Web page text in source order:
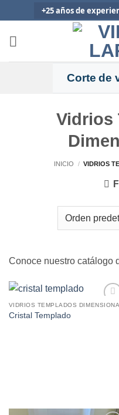
al
contenido
+25 años de
🇨🇱Despachos
Corte de
Vidrios
INICIO / VIDRIOS
Conoce nuestro catálogo
Cristal Templado